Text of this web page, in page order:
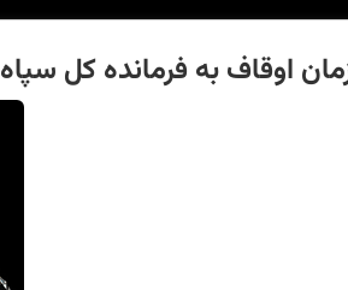
اوقاف به فرمانده كل سپاه